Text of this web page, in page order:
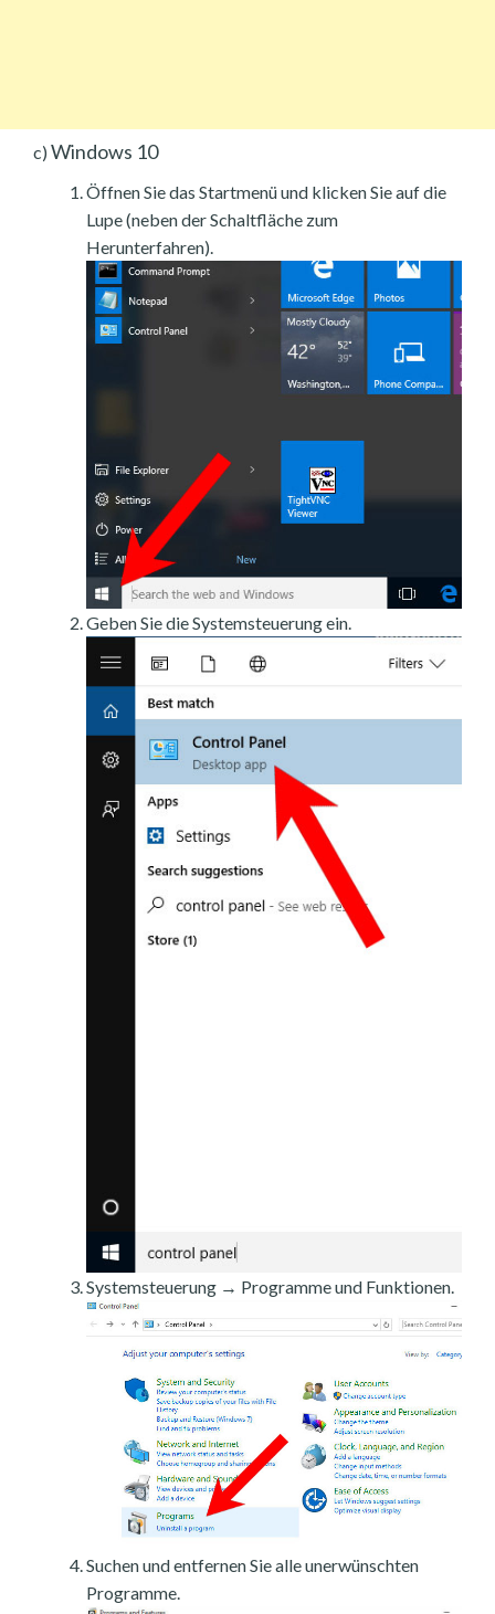
c) Windows 10
Öffnen Sie das Startmenü und klicken Sie auf die
Lupe (neben der Schaltfläche zum
Herunterfahren).
Geben Sie die Systemsteuerung ein.
Systemsteuerung → Programme und Funktionen.
Suchen und entfernen Sie alle unerwünschten
Programme.